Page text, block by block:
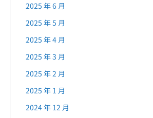
2025 年 6 月
2025 年 5 月
2025 年 4 月
2025 年 3 月
2025 年 2 月
2025 年 1 月
2024 年 12 月